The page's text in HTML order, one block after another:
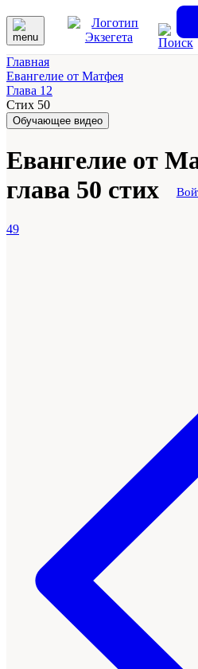
Главная
Евангелие от Матфея
Глава 12
Стих 50
Обучающее видео
Евангелие от
глава 50 стих
49